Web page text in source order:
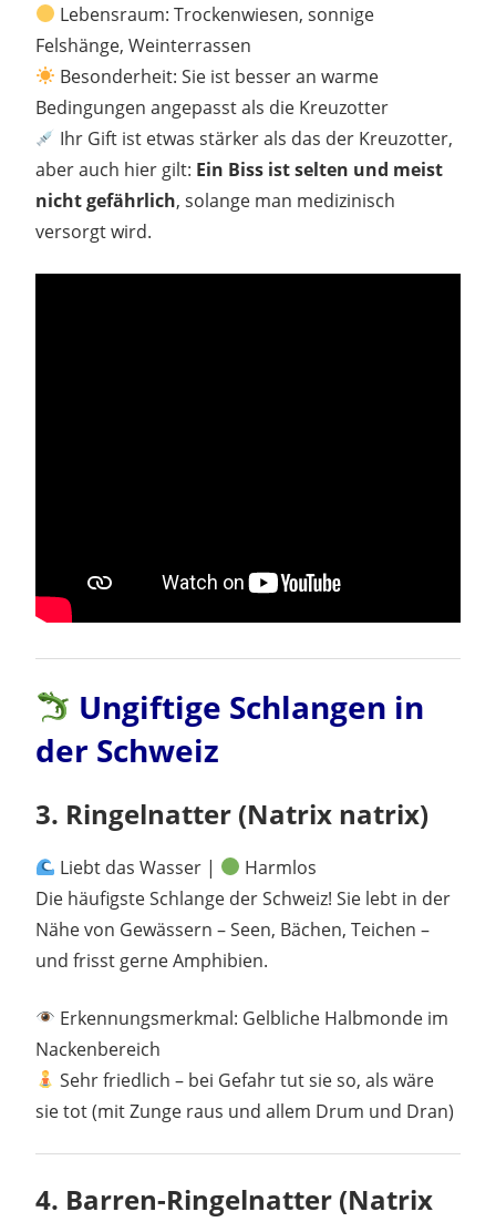
Lebensraum: Trockenwiesen, sonnige
Felshänge, Weinterrassen
Besonderheit: Sie ist besser an warme
Bedingungen angepasst als die Kreuzotter
Ihr Gift ist etwas stärker als das der Kreuzotter,
aber auch hier gilt: Ein Biss ist selten und meist
nicht gefährlich, solange man medizinisch
versorgt wird.
Ungiftige Schlangen in
der Schweiz
3. Ringelnatter (Natrix natrix)
Liebt das Wasser |
Harmlos
Die häufigste Schlange der Schweiz! Sie lebt in der
Nähe von Gewässern – Seen, Bächen, Teichen –
und frisst gerne Amphibien.
Erkennungsmerkmal: Gelbliche Halbmonde im
Nackenbereich
Sehr friedlich – bei Gefahr tut sie so, als wäre
sie tot (mit Zunge raus und allem Drum und Dran)
4. Barren-Ringelnatter (Natrix